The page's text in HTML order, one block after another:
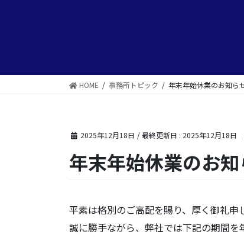
HOME 事務所トピック 年末年始休業のお知ら
2025年12月18日 / 最終更新日 : 2025年12月18日
年末年始休業のお
平素は格別のご高配を賜り、厚く御礼申
誠に勝手ながら、弊社では下記の期間を